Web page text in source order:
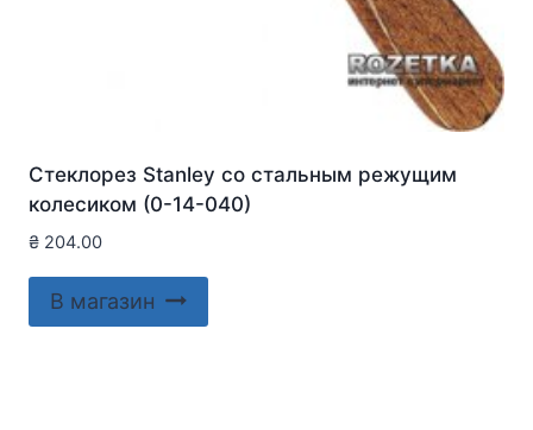
Стеклорез Stanley со стальным режущим
колесиком (0-14-040)
₴ 204.00
В магазин